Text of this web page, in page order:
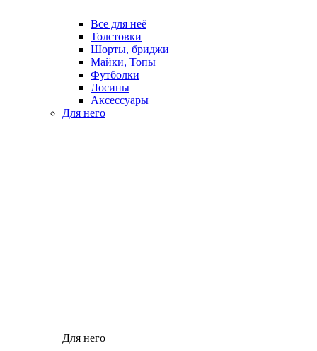
Все для неё
Толстовки
Шорты, бриджи
Майки, Топы
Футболки
Лосины
Аксессуары
Для него
Для него